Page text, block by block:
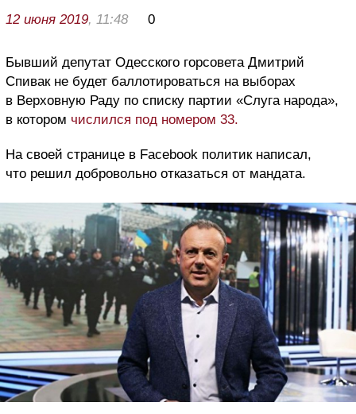
12 июня 2019, 11:48 0
Бывший депутат Одесского горсовета Дмитрий
Спивак не будет баллотироваться на выборах
в Верховную Раду по списку партии «Слуга народа»,
в котором числился под номером 33.
На своей странице в Facebook политик написал,
что решил добровольно отказаться от мандата.